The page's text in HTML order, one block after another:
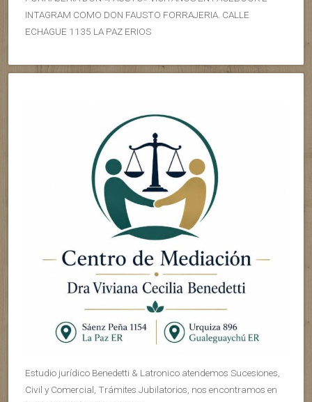
INTAGRAM COMO DON FAUSTO FORRAJERIA. CALLE
ECHAGUE 1135 LA PAZ ERIOS
Estudio jurídico Benedetti & Latronico atendemos Sucesiones,
Civil y Comercial, Trámites Jubilatorios, nos encontramos en